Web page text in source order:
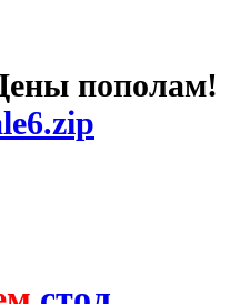
пополам!